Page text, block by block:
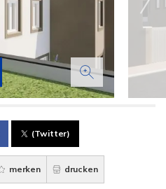
(Twitter)
merken drucken